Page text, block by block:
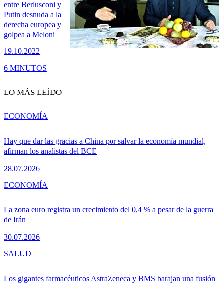
entre Berlusconi y
Putin desnuda a la
derecha europea y
golpea a Meloni
19.10.2022
6 MINUTOS
LO MÁS LEÍDO
Hay que dar las gracias a China por salvar la economía mundial,
afirman los analistas del BCE
28.07.2026
ECONOMÍA
La zona euro registra un crecimiento del 0,4 % a pesar de la guerra
de Irán
30.07.2026
ECONOMÍA
Los gigantes farmacéuticos AstraZeneca y BMS barajan una fusión
SALUD